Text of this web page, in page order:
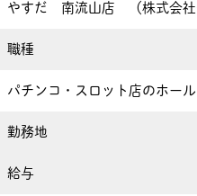
やすだ 南流山店 （株式会社
職種
パチンコ・スロット店のホー
勤務地
給与